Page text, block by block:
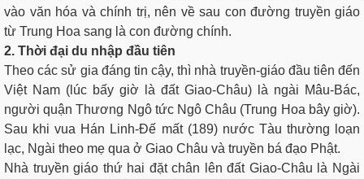
vào văn hóa và chính trị, nên về sau con đường truyền giáo
từ Trung Hoa sang là con đường chính.
2. Thời đại du nhập đầu tiên
Theo các sử gia đáng tin cậy, thì nhà truyền-giáo đầu tiên đến
Việt Nam (lúc bấy giờ là đất Giao-Châu) là ngài Mâu-Bác,
người quận Thương Ngô tức Ngô Châu (Trung Hoa bây giờ).
Sau khi vua Hán Linh-Ðế mất (189) nước Tàu thường loạn
lạc, Ngài theo mẹ qua ở Giao Châu và truyền bá đạo Phật.
Nhà truyền giáo thứ hai đặt chân lên đất Giao-Châu là Ngài